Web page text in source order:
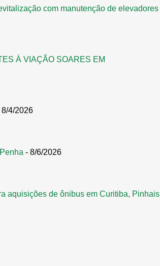
com manutenção de elevadores
À VIAÇÃO SOARES EM
8/4/2026
- 8/6/2026
aquisições de ônibus em Curitiba, Pinhais